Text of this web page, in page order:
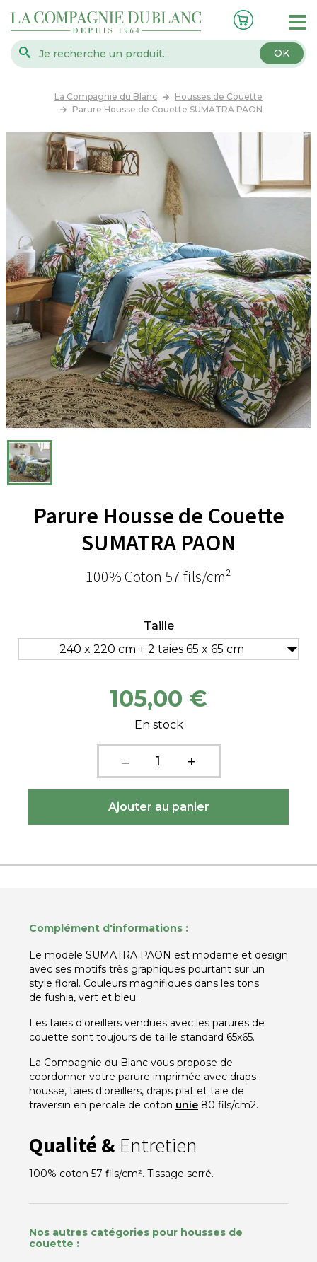
OK
La Compagnie du Blanc
Housses de Couette
Parure Housse de Couette SUMATRA PAON
Parure Housse de Couette
SUMATRA PAON
100% Coton 57 fils/cm²
Taille
240 x 220 cm + 2 taies 65 x 65 cm
105,00 €
En stock
Complément d'informations :
Le modèle SUMATRA PAON est moderne et design
avec ses motifs très graphiques pourtant sur un
style floral. Couleurs magnifiques dans les tons
de fushia, vert et bleu.
Les taies d'oreillers vendues avec les parures de
couette sont toujours de taille standard 65x65.
La Compagnie du Blanc vous propose de
coordonner votre parure imprimée avec draps
housse, taies d'oreillers, draps plat et taie de
traversin en percale de coton unie 80 fils/cm2.
Qualité & Entretien
100% coton 57 fils/cm². Tissage serré.
Nos autres catégories pour housses de
couette :